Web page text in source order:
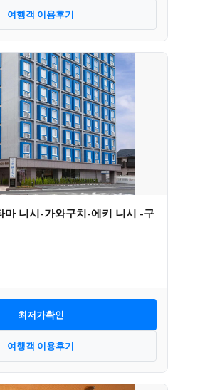
여행객 이용후기
마 니시-가와구치-에키 니시 -구
최저가확인
여행객 이용후기